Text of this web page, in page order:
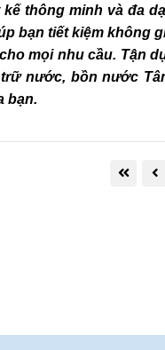
thông minh và đa
bạn tiết kiệm không
mọi nhu cầu. Tận
nước, bồn nước
bạn.